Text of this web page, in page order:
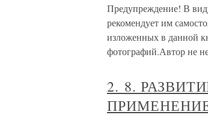
Предупреждение! В
рекомендует им
изложенных в данной
фотографий.Автор не
2. 8.